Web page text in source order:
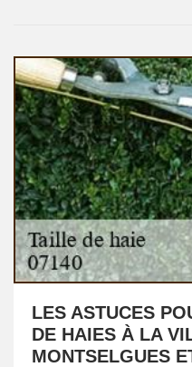
LES ASTUCES
DE HAIES À LA
MONTSELGUES